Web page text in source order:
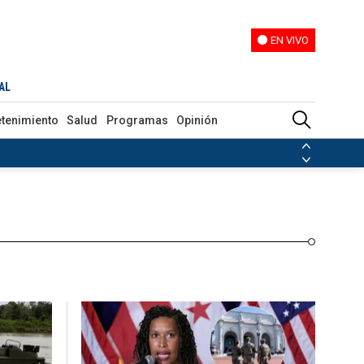
EN VIVO
Salud Programas Opinión
Venezuela Nicolás Maduro
de las FARC